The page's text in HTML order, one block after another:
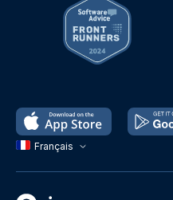
Français